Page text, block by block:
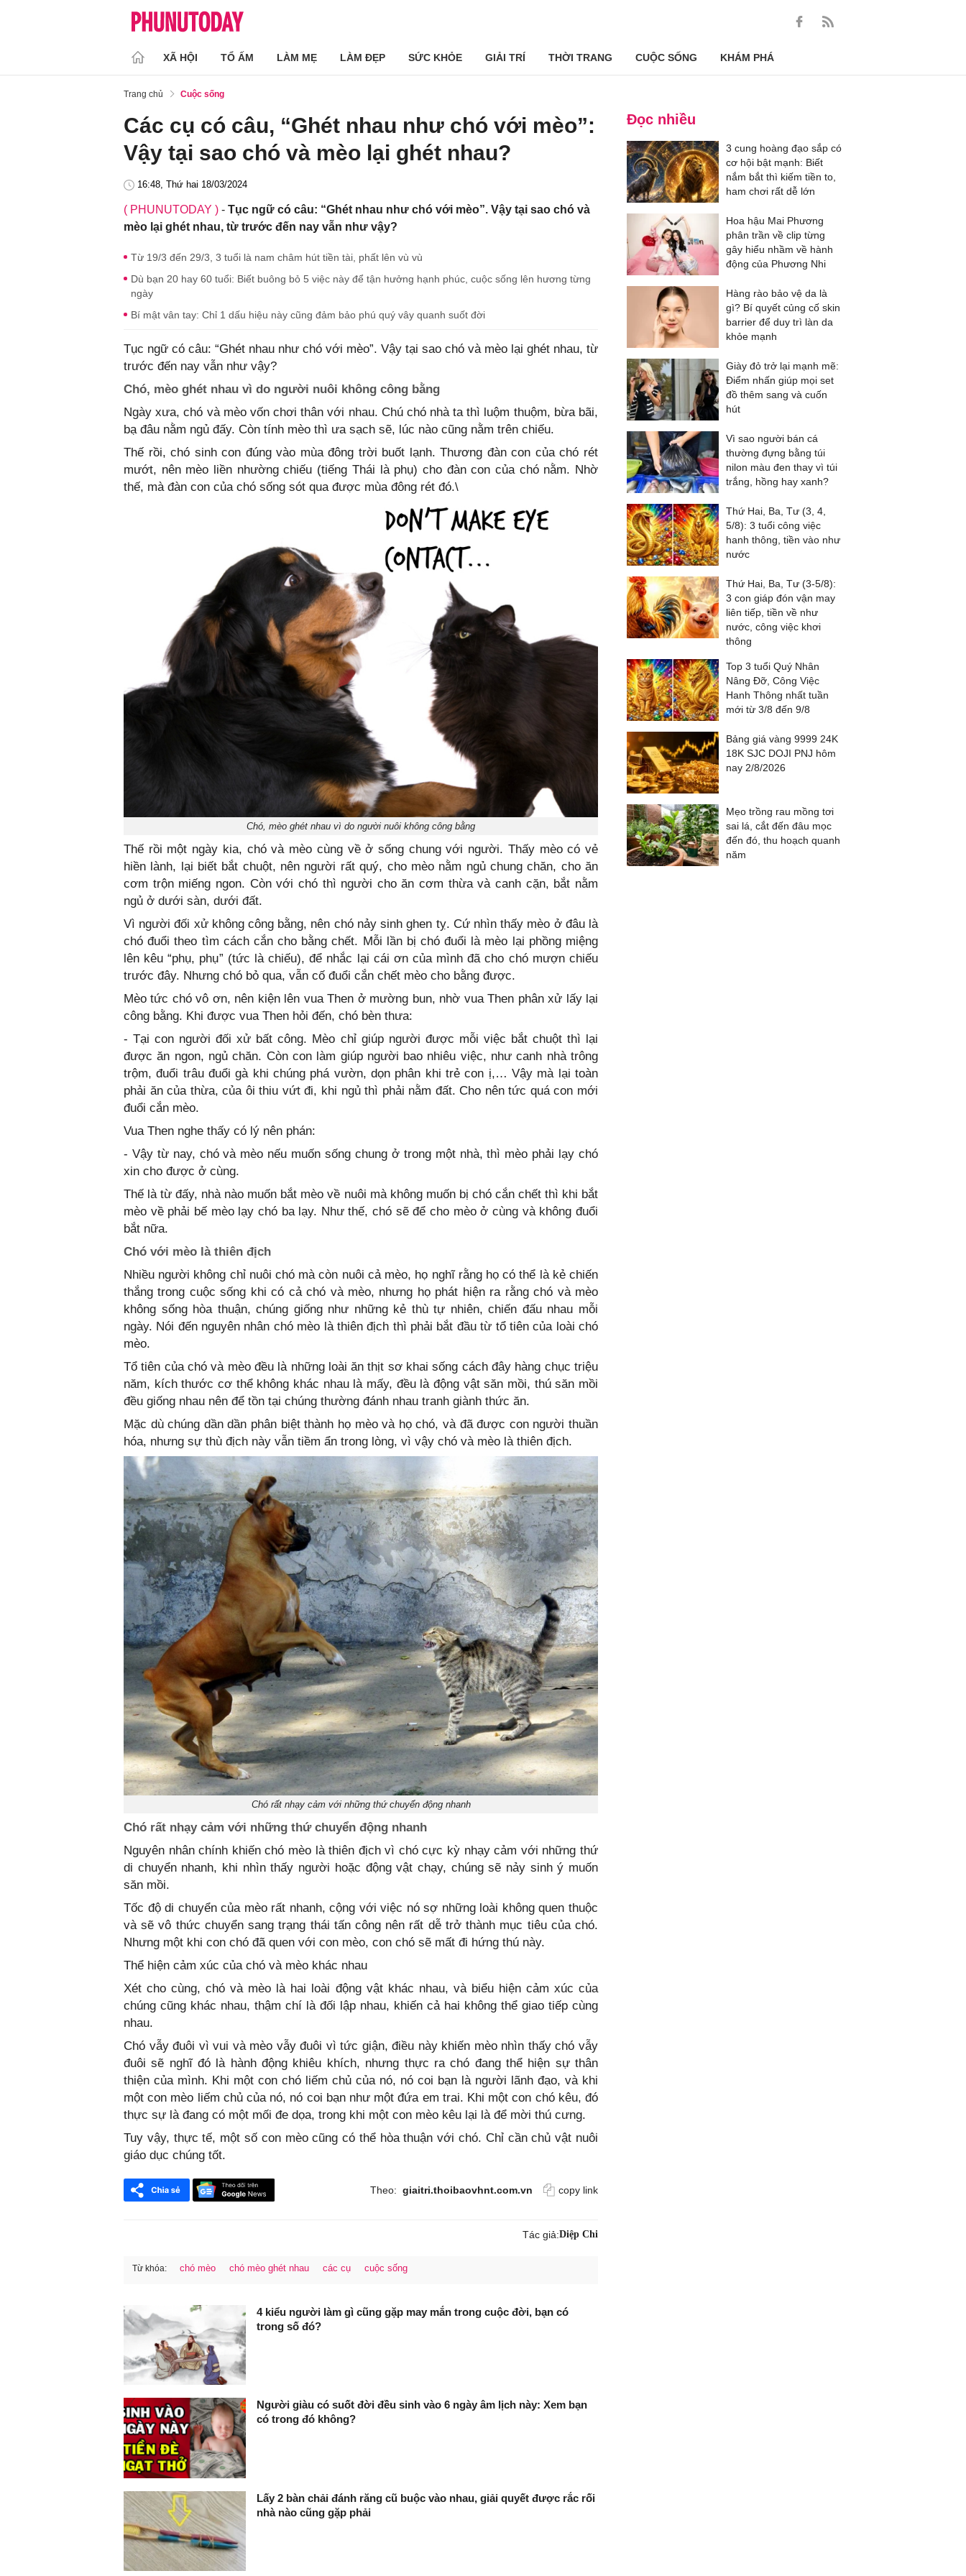
XÃ HỘI TỔ ẤM LÀM MẸ LÀM ĐẸP SỨC KHỎE GIẢI TRÍ THỜI TRANG CUỘC SỐNG KHÁM PHÁ
Trang chủ Cuộc sống
Các cụ có câu, “Ghét nhau như chó với mèo”:
Vậy tại sao chó và mèo lại ghét nhau?
16:48, Thứ hai 18/03/2024
( PHUNUTODAY ) - Tục ngữ có câu: “Ghét nhau như chó với mèo”. Vậy tại sao chó và
mèo lại ghét nhau, từ trước đến nay vẫn như vậy?
Từ 19/3 đến 29/3, 3 tuổi là nam châm hút tiền tài, phất lên vù vù
Dù bạn 20 hay 60 tuổi: Biết buông bỏ 5 việc này để tận hưởng hạnh phúc, cuộc sống lên hương từng
ngày
Bí mật vân tay: Chỉ 1 dấu hiệu này cũng đảm bảo phú quý vây quanh suốt đời
Tục ngữ có câu: “Ghét nhau như chó với mèo”. Vậy tại sao chó và mèo lại ghét nhau, từ
trước đến nay vẫn như vậy?
Chó, mèo ghét nhau vì do người nuôi không công bằng
Ngày xưa, chó và mèo vốn chơi thân với nhau. Chú chó nhà ta thì luộm thuộm, bừa bãi,
bạ đâu nằm ngủ đấy. Còn tính mèo thì ưa sạch sẽ, lúc nào cũng nằm trên chiếu.
Thế rồi, chó sinh con đúng vào mùa đông trời buốt lạnh. Thương đàn con của chó rét
mướt, nên mèo liền nhường chiếu (tiếng Thái là phụ) cho đàn con của chó nằm. Nhờ
thế, mà đàn con của chó sống sót qua được mùa đông rét đó.\
Chó, mèo ghét nhau vì do người nuôi không công bằng
Thế rồi một ngày kia, chó và mèo cùng về ở sống chung với người. Thấy mèo có vẻ
hiền lành, lại biết bắt chuột, nên người rất quý, cho mèo nằm ngủ chung chăn, cho ăn
cơm trộn miếng ngon. Còn với chó thì người cho ăn cơm thừa và canh cặn, bắt nằm
ngủ ở dưới sàn, dưới đất.
Vì người đối xử không công bằng, nên chó nảy sinh ghen tỵ. Cứ nhìn thấy mèo ở đâu là
chó đuổi theo tìm cách cắn cho bằng chết. Mỗi lần bị chó đuổi là mèo lại phồng miệng
lên kêu “phụ, phụ” (tức là chiếu), để nhắc lại cái ơn của mình đã cho chó mượn chiếu
trước đây. Nhưng chó bỏ qua, vẫn cố đuổi cắn chết mèo cho bằng được.
Mèo tức chó vô ơn, nên kiện lên vua Then ở mường bun, nhờ vua Then phân xử lấy lại
công bằng. Khi được vua Then hỏi đến, chó bèn thưa:
- Tại con người đối xử bất công. Mèo chỉ giúp người được mỗi việc bắt chuột thì lại
được ăn ngon, ngủ chăn. Còn con làm giúp người bao nhiêu việc, như canh nhà trông
trộm, đuổi trâu đuổi gà khi chúng phá vườn, dọn phân khi trẻ con ị,… Vậy mà lại toàn
phải ăn của thừa, của ôi thiu vứt đi, khi ngủ thì phải nằm đất. Cho nên tức quá con mới
đuổi cắn mèo.
Vua Then nghe thấy có lý nên phán:
- Vậy từ nay, chó và mèo nếu muốn sống chung ở trong một nhà, thì mèo phải lạy chó
xin cho được ở cùng.
Thế là từ đấy, nhà nào muốn bắt mèo về nuôi mà không muốn bị chó cắn chết thì khi bắt
mèo về phải bế mèo lạy chó ba lạy. Như thế, chó sẽ để cho mèo ở cùng và không đuổi
bắt nữa.
Chó với mèo là thiên địch
Nhiều người không chỉ nuôi chó mà còn nuôi cả mèo, họ nghĩ rằng họ có thể là kẻ chiến
thắng trong cuộc sống khi có cả chó và mèo, nhưng họ phát hiện ra rằng chó và mèo
không sống hòa thuận, chúng giống như những kẻ thù tự nhiên, chiến đấu nhau mỗi
ngày. Nói đến nguyên nhân chó mèo là thiên địch thì phải bắt đầu từ tổ tiên của loài chó
mèo.
Tổ tiên của chó và mèo đều là những loài ăn thịt sơ khai sống cách đây hàng chục triệu
năm, kích thước cơ thể không khác nhau là mấy, đều là động vật săn mồi, thú săn mồi
đều giống nhau nên để tồn tại chúng thường đánh nhau tranh giành thức ăn.
Mặc dù chúng dần dần phân biệt thành họ mèo và họ chó, và đã được con người thuần
hóa, nhưng sự thù địch này vẫn tiềm ẩn trong lòng, vì vậy chó và mèo là thiên địch.
Chó rất nhạy cảm với những thứ chuyển động nhanh
Chó rất nhạy cảm với những thứ chuyển động nhanh
Nguyên nhân chính khiến chó mèo là thiên địch vì chó cực kỳ nhạy cảm với những thứ
di chuyển nhanh, khi nhìn thấy người hoặc động vật chạy, chúng sẽ nảy sinh ý muốn
săn mồi.
Tốc độ di chuyển của mèo rất nhanh, cộng với việc nó sợ những loài không quen thuộc
và sẽ vô thức chuyển sang trạng thái tấn công nên rất dễ trở thành mục tiêu của chó.
Nhưng một khi con chó đã quen với con mèo, con chó sẽ mất đi hứng thú này.
Thể hiện cảm xúc của chó và mèo khác nhau
Xét cho cùng, chó và mèo là hai loài động vật khác nhau, và biểu hiện cảm xúc của
chúng cũng khác nhau, thậm chí là đối lập nhau, khiến cả hai không thể giao tiếp cùng
nhau.
Chó vẫy đuôi vì vui và mèo vẫy đuôi vì tức giận, điều này khiến mèo nhìn thấy chó vẫy
đuôi sẽ nghĩ đó là hành động khiêu khích, nhưng thực ra chó đang thể hiện sự thân
thiện của mình. Khi một con chó liếm chủ của nó, nó coi bạn là người lãnh đạo, và khi
một con mèo liếm chủ của nó, nó coi bạn như một đứa em trai. Khi một con chó kêu, đó
thực sự là đang có một mối đe dọa, trong khi một con mèo kêu lại là để mời thú cưng.
Tuy vậy, thực tế, một số con mèo cũng có thể hòa thuận với chó. Chỉ cần chủ vật nuôi
giáo dục chúng tốt.
Theo: giaitri.thoibaovhnt.com.vn copy link
Tác giả:Diệp Chi
Từ khóa: chó mèo chó mèo ghét nhau các cụ cuộc sống
4 kiểu người làm gì cũng gặp may mắn trong cuộc đời, bạn có
trong số đó?
Người giàu có suốt đời đều sinh vào 6 ngày âm lịch này: Xem bạn
có trong đó không?
Lấy 2 bàn chải đánh răng cũ buộc vào nhau, giải quyết được rắc rối
nhà nào cũng gặp phải
Đọc nhiều
3 cung hoàng đạo sắp có
cơ hội bật mạnh: Biết
nắm bắt thì kiếm tiền to,
ham chơi rất dễ lớn
Hoa hậu Mai Phương
phân trần về clip từng
gây hiểu nhầm về hành
động của Phương Nhi
Hàng rào bảo vệ da là
gì? Bí quyết củng cố skin
barrier để duy trì làn da
khỏe mạnh
Giày đỏ trở lại mạnh mẽ:
Điểm nhấn giúp mọi set
đồ thêm sang và cuốn
hút
Vì sao người bán cá
thường đựng bằng túi
nilon màu đen thay vì túi
trắng, hồng hay xanh?
Thứ Hai, Ba, Tư (3, 4,
5/8): 3 tuổi công việc
hanh thông, tiền vào như
nước
Thứ Hai, Ba, Tư (3-5/8):
3 con giáp đón vận may
liên tiếp, tiền về như
nước, công việc khơi
thông
Top 3 tuổi Quý Nhân
Nâng Đỡ, Công Việc
Hanh Thông nhất tuần
mới từ 3/8 đến 9/8
Bảng giá vàng 9999 24K
18K SJC DOJI PNJ hôm
nay 2/8/2026
Mẹo trồng rau mồng tơi
sai lá, cắt đến đâu mọc
đến đó, thu hoạch quanh
năm